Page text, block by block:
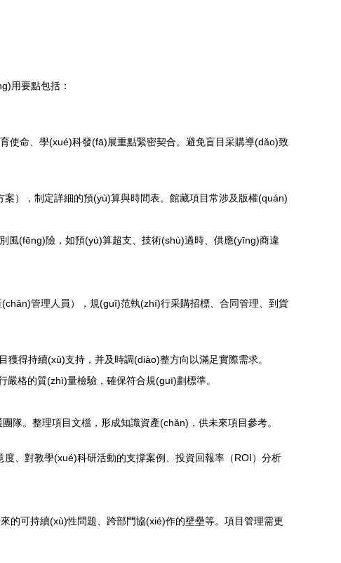
用要點包括：
使命、學(xué)科發(fā)展重點緊密契合。避免盲目采購導(dǎo)致
），制定詳細的預(yù)算與時間表。館藏項目常涉及版權(quán)
風(fēng)險，如預(yù)算超支、技術(shù)過時、供應(yīng)商違
管理人員），規(guī)范執(zhí)行采購招標、合同管理、到貨
得持續(xù)支持，并及時調(diào)整方向以滿足實際需求。
嚴格的質(zhì)量檢驗，確保符合規(guī)劃標準。
隊。整理項目文檔，形成知識資產(chǎn)，供未來項目參考。
、對教學(xué)科研活動的支撐案例、投資回報率（ROI）分析
的可持續(xù)性問題、跨部門協(xié)作的壁壘等。項目管理需更